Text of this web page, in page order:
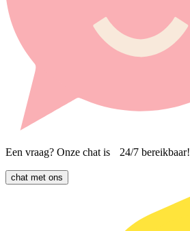
Een vraag? Onze chat is 24/7 bereikbaar!
chat met ons